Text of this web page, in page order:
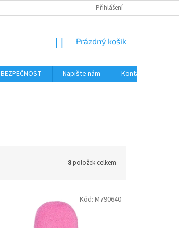
Přihlášení
NÁKUPNÍ
Prázdný košík
BEZPEČNOST Napište nám Kontakty
8položek celkem
Kód: M790640